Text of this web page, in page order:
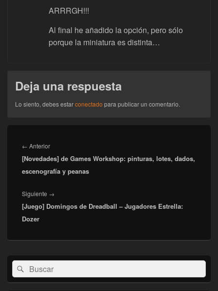
ARRRGH!!!
Al final he añadido la opción, pero sólo
porque la miniatura es distinta…
Deja una respuesta
Lo siento, debes estarconectado para publicar un comentario.
de
entradas
← AnteriorEntrada
anterior:
[Novedades] de Games Workshop: pinturas, lotes, dados,
escenografía y peanas
Siguiente →
siguiente:
[Juego] Domingos de Dreadball – Jugadores Estrella:
Dozer
El
área
de
widget
Buscar
por:
Buscar